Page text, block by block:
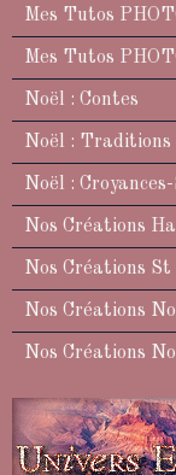
Mes Tutos
Mes Tutos
Noël : Contes
Noël : Traditions
Noël :
Nos Créations
Nos Créations St
Nos Créations
Nos Créations